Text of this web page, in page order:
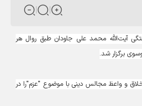
آیت‌الله محمد علی جاودان طبق روال هر
برگزار شد.
و واعظ مجالس دینی با موضوع "عزم"را در